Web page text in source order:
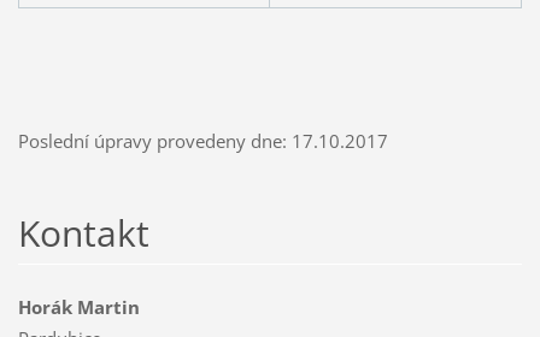
Poslední úpravy provedeny dne: 17.10.2017
Kontakt
Horák Martin